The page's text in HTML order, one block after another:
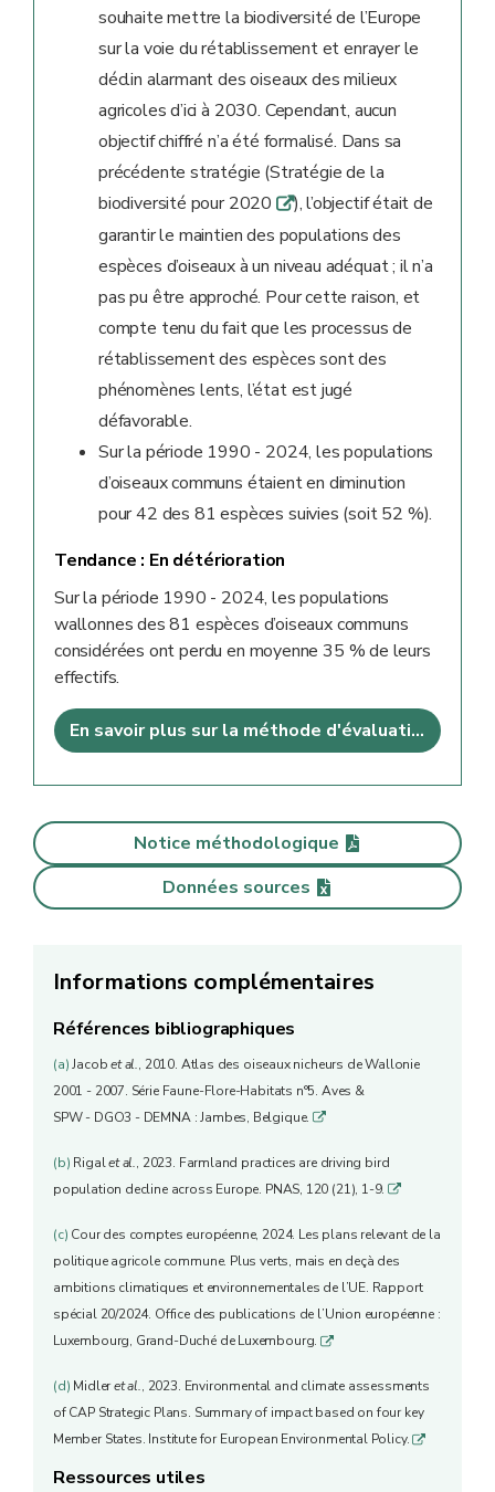
souhaite mettre la biodiversité de l’Europe
sur la voie du rétablissement et enrayer le
déclin alarmant des oiseaux des milieux
agricoles d’ici à 2030. Cependant, aucun
objectif chiffré n’a été formalisé. Dans sa
précédente stratégie (Stratégie de la
biodiversité pour 2020 q), l’objectif était de
garantir le maintien des populations des
espèces d’oiseaux à un niveau adéquat ; il n’a
pas pu être approché. Pour cette raison, et
compte tenu du fait que les processus de
rétablissement des espèces sont des
phénomènes lents, l’état est jugé
défavorable.
Sur la période 1990 - 2024, les populations
d’oiseaux communs étaient en diminution
pour 42 des 81 espèces suivies (soit 52 %).
Tendance : En détérioration
Sur la période 1990 - 2024, les populations
wallonnes des 81 espèces d’oiseaux communs
considérées ont perdu en moyenne 35 % de leurs
effectifs.
En savoir plus sur la méthode d'évaluation
Notice méthodologique
Données sources
Informations complémentaires
Références bibliographiques
(a)Jacobet al., 2010. Atlas des oiseaux nicheurs de Wallonie
2001 - 2007. Série Faune-Flore-Habitats n°5. Aves &
SPW - DGO3 - DEMNA : Jambes, Belgique.
q
(b) Rigalet al., 2023. Farmland practices are driving bird
population decline across Europe. PNAS, 120 (21), 1-9.q
(c) Cour des comptes européenne, 2024. Les plans relevant de la
politique agricole commune. Plus verts, mais en deçà des
ambitions climatiques et environnementales de l’UE. Rapport
spécial 20/2024. Office des publications de l’Union européenne :
Luxembourg, Grand-Duché de Luxembourg. q
(d) Midleret al., 2023. Environmental and climate assessments
of CAP Strategic Plans. Summary of impact based on four key
Member States. Institute for European Environmental Policy.q
Ressources utiles